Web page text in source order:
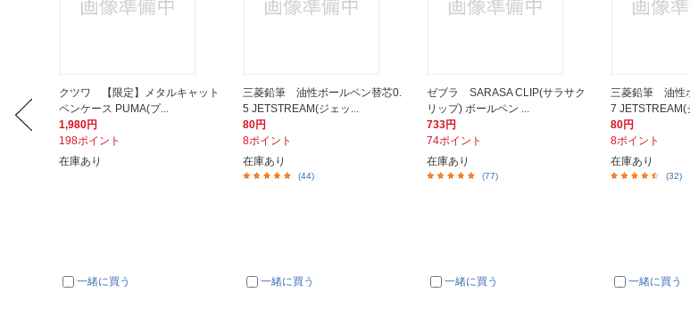
クツワ 【限定】メタルキャット
ペンケース PUMA(プ...
1,980円
198ポイント
在庫あり
一緒に買う
三菱鉛筆 油性ボールペン替芯0.
5 JETSTREAM(ジェッ...
80円
8ポイント
在庫あり
(44)
一緒に買う
ゼブラ SARASA CLIP(サラサク
リップ) ボールペン ...
733円
74ポイント
在庫あり
(77)
一緒に買う
三菱鉛筆 油性
7 JETSTREAM(
80円
8ポイント
在庫あり
(32)
一緒に買う